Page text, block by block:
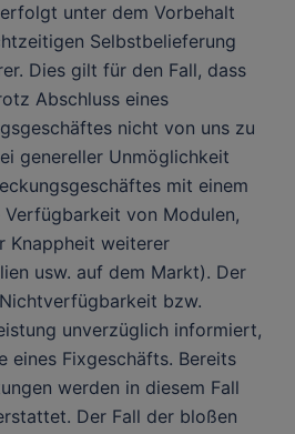
unter dem Vorbehalt
Selbstbelieferung
Dies gilt für den Fall, dass
Abschluss eines
nicht von uns zu
genereller Unmöglichkeit
mit einem
von Modulen,
Knappheit weiterer
usw. auf dem Markt). Der
bzw.
unverzüglich informiert,
eines Fixgeschäfts. Bereits
werden in diesem Fall
Der Fall der bloßen